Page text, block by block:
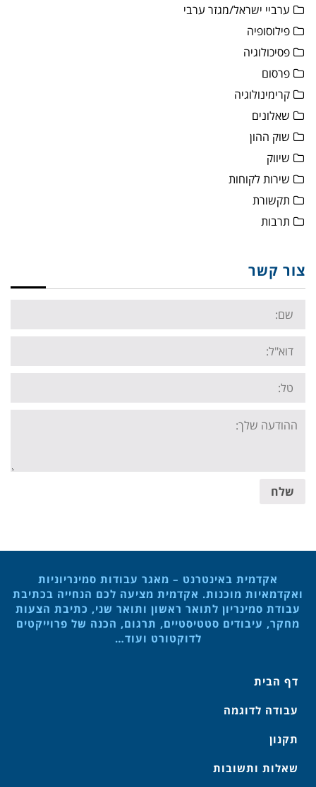
ערביי ישראל/מגזר ערבי
פילוסופיה
פסיכולוגיה
פרסום
קרימינולוגיה
שאלונים
שוק ההון
שיווק
שירות לקוחות
תקשורת
תרבות
צור קשר
Name:
Email:
Tel:
Your
message:
שלח
אקדמית באינטרנט – מאגר עבודות סמינריוניות
ואקדמאיות מוכנות. אקדמית מציעה לכם הנחייה בכתיבת
עבודת סמינריון לתואר ראשון ותואר שני, כתיבת הצעות
מחקר, עיבודים סטטיסטיים, תרגום, הכנה של פרוייקטים
לדוקטורט ועוד…
דף הבית
עבודה לדוגמה
תקנון
שאלות ותשובות